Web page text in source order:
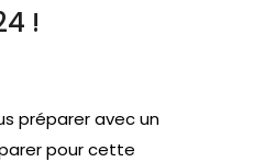
!
préparer avec un
pour cette